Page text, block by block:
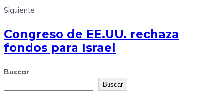
Siguiente
Congreso de EE.UU. rechaza
fondos para Israel
Buscar
Buscar